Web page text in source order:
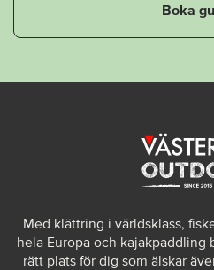
Boka
Med klättring i världsklass,
hela Europa och kajakpaddling
rätt plats för dig som älskar